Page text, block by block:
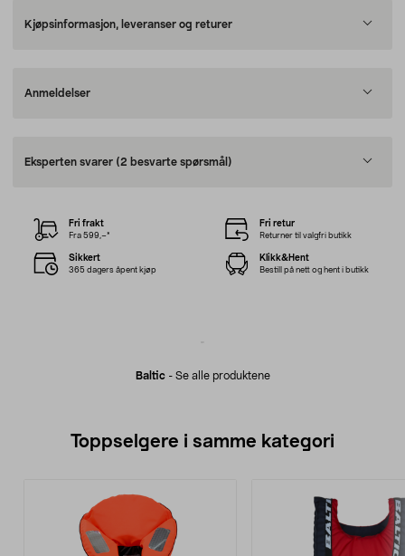
Kjøpsinformasjon, leveranser og returer
Anmeldelser
Eksperten svarer (2 besvarte spørsmål)
Baltic- Se alle produktene
Fri frakt
Fra 599,–*
Fri retur
Returner til valgfri butikk
Sikkert
365 dagers åpent kjøp
Klikk&Hent
Bestill på nett og hent i butikk
Toppselgere i samme kategori